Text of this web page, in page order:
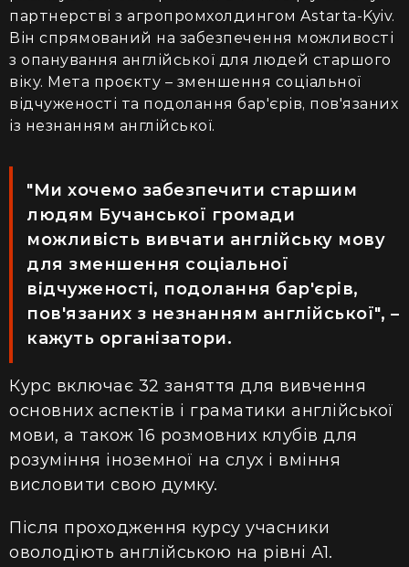
партнерстві з агропромхолдингом Astarta-Kyiv.
Він спрямований на забезпечення можливості
з опанування англійської для людей старшого
віку. Мета проєкту – зменшення соціальної
відчуженості та подолання бар'єрів, пов'язаних
із незнанням англійської.
"Ми хочемо забезпечити старшим
людям Бучанської громади
можливість вивчати англійську мову
для зменшення соціальної
відчуженості, подолання бар'єрів,
пов'язаних з незнанням англійської", –
кажуть організатори.
Курс включає 32 заняття для вивчення
основних аспектів і граматики англійської
мови, а також 16 розмовних клубів для
розуміння іноземної на слух і вміння
висловити свою думку.
Після проходження курсу учасники
оволодіють англійською на рівні А1.